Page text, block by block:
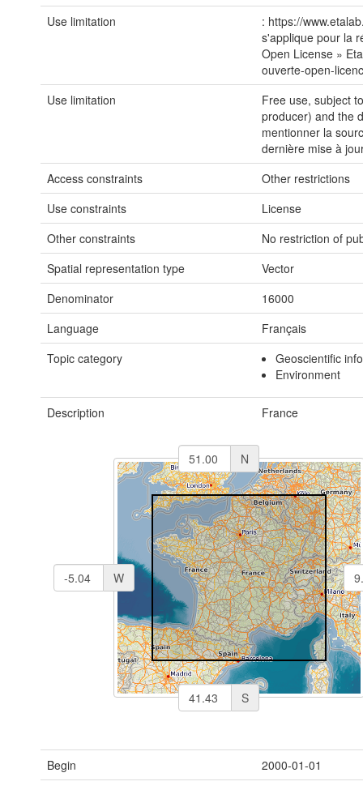
Use limitation
: https://
s'applique pour la
Open License »
ouverte-open-
Use limitation
Free use, subject
producer) and the
mentionner la
dernière mise à
Access constraints
Other restrictions
Use constraints
License
Other constraints
No restriction of
Spatial representation type
Vector
Denominator
16000
Language
Français
Topic category
Geoscientific
Environment
Description France
N
S
W
Begin
2000-01-01